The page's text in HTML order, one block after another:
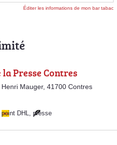
Éditer les informations de mon bar tabac
Presse Contres
Mauger, 41700 Contres
point DHL, presse